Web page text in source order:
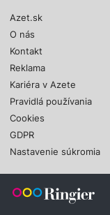
Azet.sk
O nás
Kontakt
Reklama
Kariéra v Azete
Pravidlá používania
Cookies
GDPR
Nastavenie súkromia